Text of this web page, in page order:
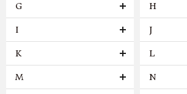
G H
I J
K L
M N